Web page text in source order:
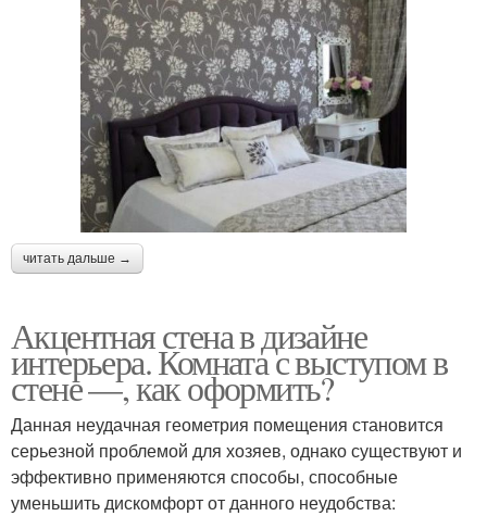
читать дальше →
Акцентная стена в дизайне
интерьера. Комната с выступом в
стене —, как оформить?
Данная неудачная геометрия помещения становится
серьезной проблемой для хозяев, однако существуют и
эффективно применяются способы, способные
уменьшить дискомфорт от данного неудобства: